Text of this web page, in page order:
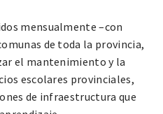
mensualmente –con
de toda la provincia,
el mantenimiento y la
escolares provinciales,
de infraestructura que